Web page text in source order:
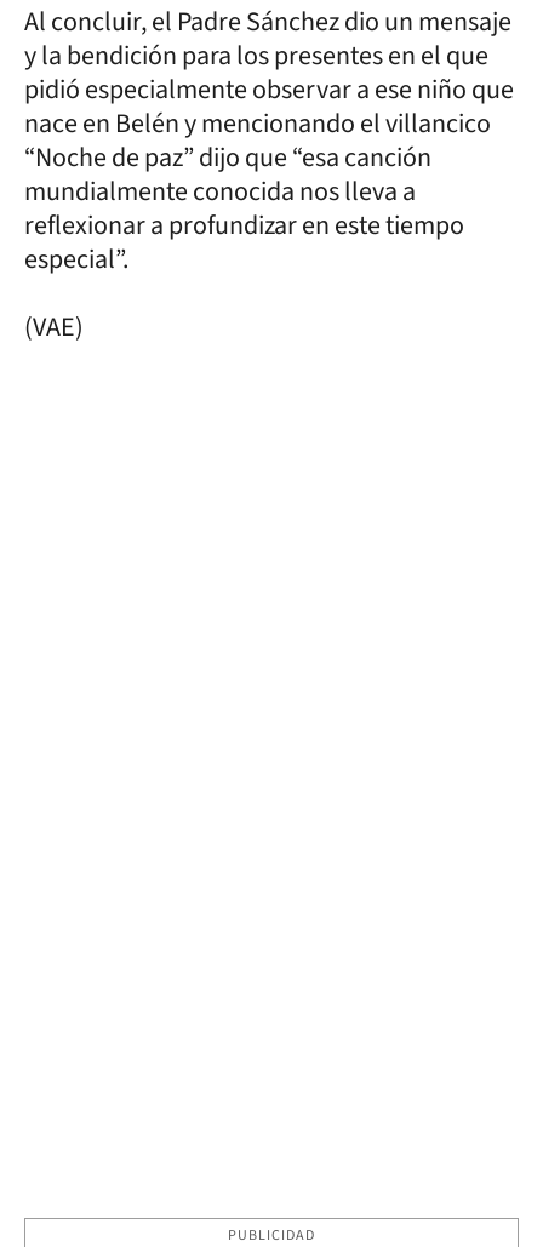
Al concluir, el Padre Sánchez dio un mensaje
y la bendición para los presentes en el que
pidió especialmente observar a ese niño que
nace en Belén y mencionando el villancico
“Noche de paz” dijo que “esa canción
mundialmente conocida nos lleva a
reflexionar a profundizar en este tiempo
especial”.
(VAE)
PUBLICIDAD